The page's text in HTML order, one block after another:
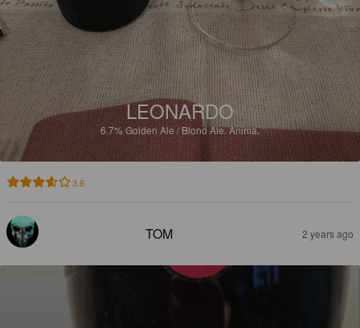
LEONARDO
6.7%Golden Ale / Blond Ale.Anima.
3.6
TOM 2 years ago